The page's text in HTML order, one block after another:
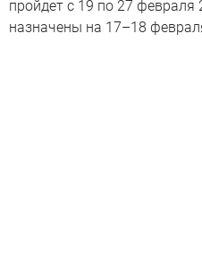
пройдет с 19 по 27 февраля
назначены на 17–18